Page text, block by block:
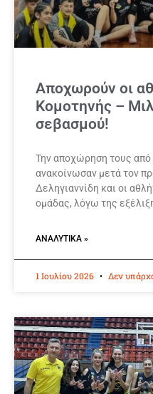
Αποχωρούν οι
Κομοτηνής –
σεβασμού!
Την αποχώρηση τους από
ανακοίνωσαν μετά τον
Δεληγιαννίδη και οι
ομάδας, λόγω της
ΑΝΑΛΥΤΙΚΆ »
1 Ιουλίου 2026 Δεν